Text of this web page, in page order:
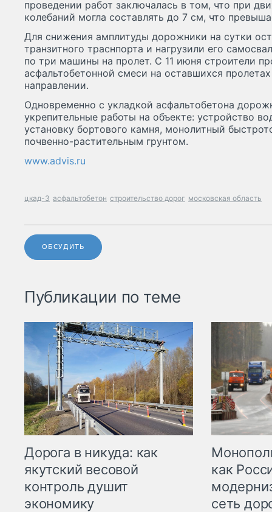
проведении работ заключалась в том, что при
колебаний могла составлять до 7 см, что
Для снижения амплитуды дорожники на сутки
транзитного траснпорта и нагрузили его
по три машины на пролет. С 11 июня строители
асфальтобетонной смеси на оставшихся
направлении.
Одновременно с укладкой асфальтобетона
укрепительные работы на объекте: устройство
установку бортового камня, монолитный
почвенно-растительным грунтом.
www.advis.ru
цкад-3 асфальтобетон строительство дорог московская область
ОБСУДИТЬ
Публикации по теме
Дорога в никуда: как
якутский весовой
контроль душит
экономику
как
сеть